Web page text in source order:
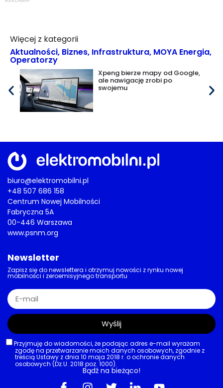
Więcej z kategorii
Aktualności, Biznes, Infrastruktura, MOYA Energia,
Operatorzy
Xpeng bierze mapy od Google,
ale nawigację zrobi po
swojemu
biuro@elektromobilni.pl
+48 507 686 158
Centrum Nowej Mobilności
Fabryczna 5A
00-446 Warszawa
www.psnm.org
Newsletter
Zapisz się do newslettera i otrzymuj nowości z rynku nowej
mobilności i zeroemisyjnego transportu
Przyjmuję do wiadomości, że podając adres e-mail wyrażam
zgodę na przetwarzanie moich danych osobowych, zgodnie z
treścią Ustawy z dnia 10 maja 2018 r. o ochronie danych
osobowych (Dz.U. 2018 poz. 1000).
Wyślij
Bądź na bieżąco!